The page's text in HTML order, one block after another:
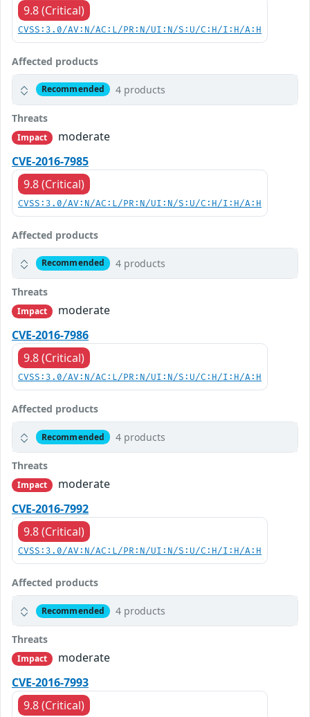
9.8 (Critical)
CVSS:3.0/AV:N/AC:L/PR:N/UI:N/S:U/C:H/I:H/A:H
Affected products
Recommended 4 products
Threats
Impact
moderate
CVE-2016-7985
9.8 (Critical)
CVSS:3.0/AV:N/AC:L/PR:N/UI:N/S:U/C:H/I:H/A:H
Affected products
Recommended 4 products
Threats
Impact
moderate
CVE-2016-7986
9.8 (Critical)
CVSS:3.0/AV:N/AC:L/PR:N/UI:N/S:U/C:H/I:H/A:H
Affected products
Recommended 4 products
Threats
Impact
moderate
CVE-2016-7992
9.8 (Critical)
CVSS:3.0/AV:N/AC:L/PR:N/UI:N/S:U/C:H/I:H/A:H
Affected products
Recommended 4 products
Threats
Impact
moderate
CVE-2016-7993
9.8 (Critical)